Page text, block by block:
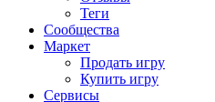
Теги
Сообщества
Маркет
Продать игру
Купить игру
Сервисы